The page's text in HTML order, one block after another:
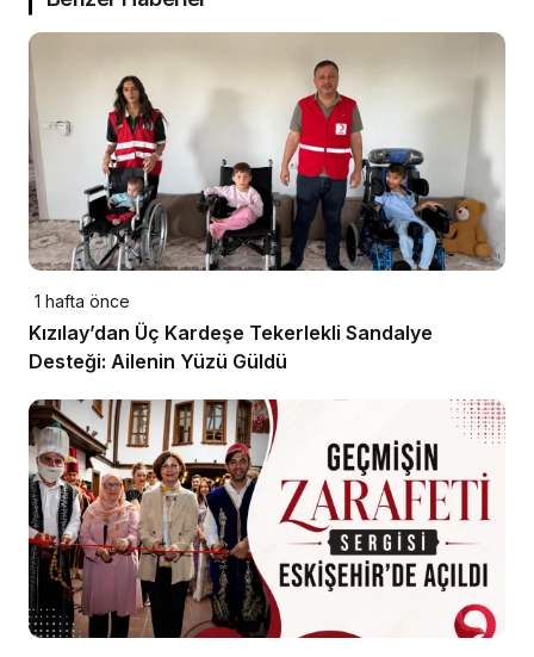
1 hafta önce
Kızılay’dan Üç Kardeşe Tekerlekli Sandalye
Desteği: Ailenin Yüzü Güldü